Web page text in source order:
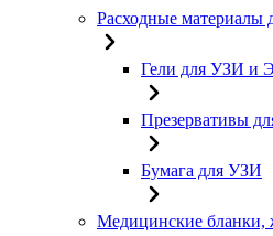
Расходные
Гели для УЗИ и
Презервативы
Бумага для УЗИ
Медицинские бланки,